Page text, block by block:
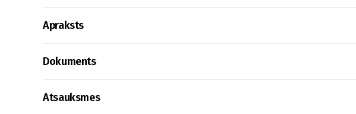
Apraksts
Dokuments
Atsauksmes